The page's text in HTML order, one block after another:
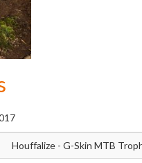
Houffalize - G-Skin MTB